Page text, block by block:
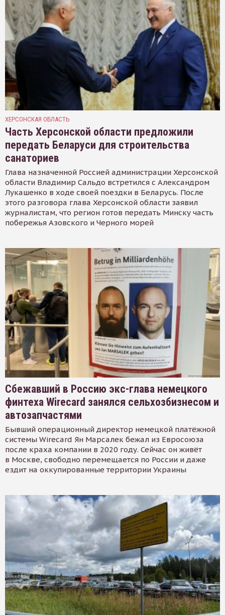
ХЕРСОНСКАЯ ОБЛАСТЬ
Часть Херсонской области предложили
передать Беларуси для строительства
санаториев
Глава назначенной Россией администрации Херсонской
области Владимир Сальдо встретился с Александром
Лукашенко в ходе своей поездки в Беларусь. После
этого разговора глава Херсонской области заявил
журналистам, что регион готов передать Минску часть
побережья Азовского и Черного морей
Сбежавший в Россию экс-глава немецкого
финтеха Wirecard занялся сельхозбизнесом и
автозапчастями
Бывший операционный директор немецкой платёжной
системы Wirecard Ян Марсалек бежал из Евросоюза
после краха компании в 2020 году. Сейчас он живёт
в Москве, свободно перемещается по России и даже
ездит на оккупированные территории Украины